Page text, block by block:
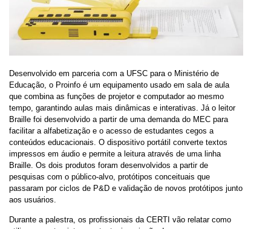
Desenvolvido em parceria com a UFSC para o Ministério de
Educação, o Proinfo é um equipamento usado em sala de aula
que combina as funções de projetor e computador ao mesmo
tempo, garantindo aulas mais dinâmicas e interativas. Já o leitor
Braille foi desenvolvido a partir de uma demanda do MEC para
facilitar a alfabetização e o acesso de estudantes cegos a
conteúdos educacionais. O dispositivo portátil converte textos
impressos em áudio e permite a leitura através de uma linha
Braille. Os dois produtos foram desenvolvidos a partir de
pesquisas com o público-alvo, protótipos conceituais que
passaram por ciclos de P&D e validação de novos protótipos junto
aos usuários.
Durante a palestra, os profissionais da CERTI vão relatar como